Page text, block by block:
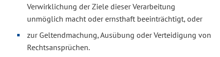
Verwirklichung der Ziele dieser Verarbeitung
unmöglich macht oder ernsthaft beeinträchtigt, oder
zur Geltendmachung, Ausübung oder Verteidigung von
Rechtsansprüchen.